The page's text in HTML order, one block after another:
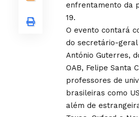
enfrentamento da
19.
O evento contará
do secretário-geral
António Guterres,
OAB, Felipe Santa
professores de
brasileiras como
além de